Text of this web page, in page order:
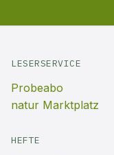
LESERSERVICE
Probeabo
natur Marktplatz
HEFTE